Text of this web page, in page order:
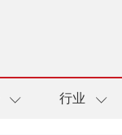
行业